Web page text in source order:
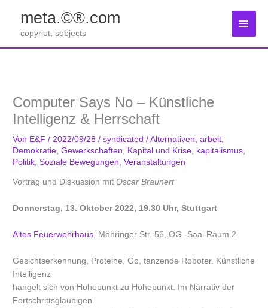
springen
meta.©®.com
copyriot, sobjects
Computer Says No – Künstliche
Intelligenz & Herrschaft
Von E&F/ 2022/09/28/syndicated /Alternativen ,arbeit
Demokratie ,Gewerkschaften Kapital und Krise kapitalismus
Politik ,Soziale Bewegungen ,Veranstaltungen
Vortrag und Diskussion mitOscar Braunert
Donnerstag, 13. Oktober 2022, 19.30 Uhr, Stuttgart
Altes Feuerwehrhaus, Möhringer Str. 56, OG -Saal Raum 2
Gesichtserkennung, Proteine, Go, tanzende Roboter. Künstliche
Intelligenz
hangelt sich von Höhepunkt zu Höhepunkt. Im Narrativ der
Fortschrittsgläubigen